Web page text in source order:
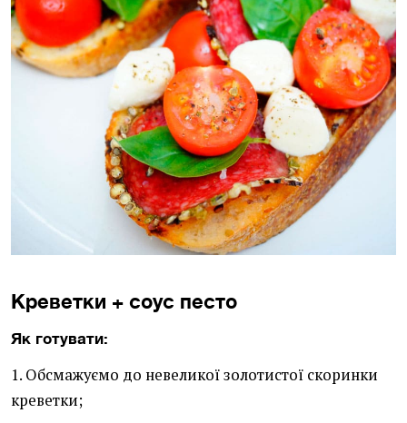
Креветки + соус песто
Як готувати:
1. Обсмажуємо до невеликої золотистої скоринки
креветки;